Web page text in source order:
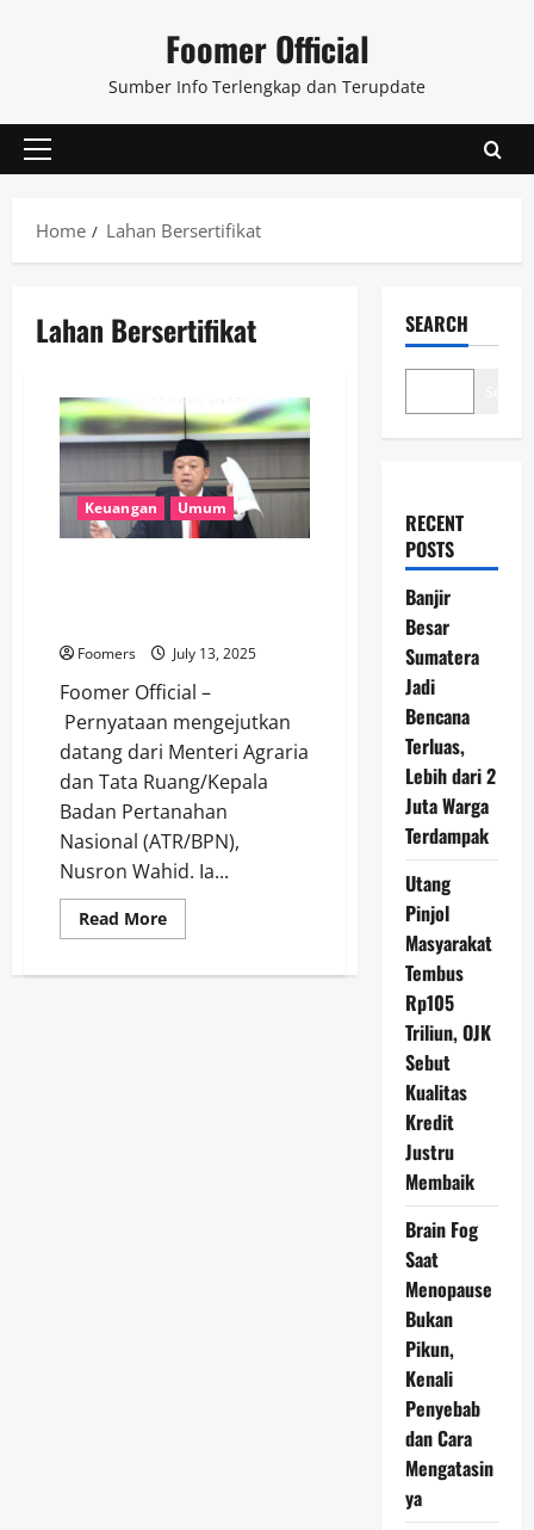
Foomer Official
Sumber Info Terlengkap dan Terupdate
Primary
Home
Lahan Bersertifikat
Lahan Bersertifikat
Keuangan Umum
Foomers July 13, 2025
Foomer Official –
Pernyataan mengejutkan
datang dari Menteri Agraria
dan Tata Ruang/Kepala
Badan Pertanahan
Nasional (ATR/BPN),
Nusron Wahid. Ia...
Read MoreRead
more
Setengah
SEARCH
RECENT
POSTS
Banjir
Besar
Sumatera
Jadi
Bencana
Terluas,
Lebih dari 2
Juta Warga
Terdampak
Utang
Pinjol
Masyarakat
Tembus
Rp105
Triliun, OJK
Sebut
Kualitas
Kredit
Justru
Membaik
Brain Fog
Saat
Menopause
Bukan
Pikun,
Kenali
Penyebab
dan Cara
Mengatasin
ya